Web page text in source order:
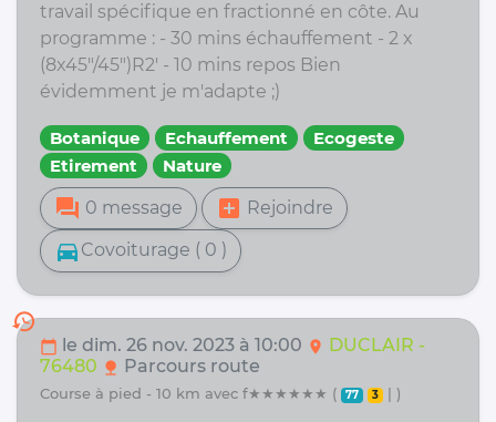
travail spécifique en fractionné en côte. Au
programme : - 30 mins échauffement - 2 x
(8x45"/45")R2' - 10 mins repos Bien
évidemment je m'adapte ;)
Botanique Echauffement
Ecogeste
Etirement
Nature
forum 0 message add_box Rejoindre
directions_car Covoiturage ( 0 )
history
calendar_today le dim. 26 nov. 2023 à 10:00 location_on
DUCLAIR -
76480 nature Parcours route
course à pied - 10 km avec f★★★★★★ ( 77 3 | )